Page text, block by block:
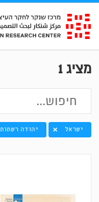
מציג1
ישראל יהודה רשתות